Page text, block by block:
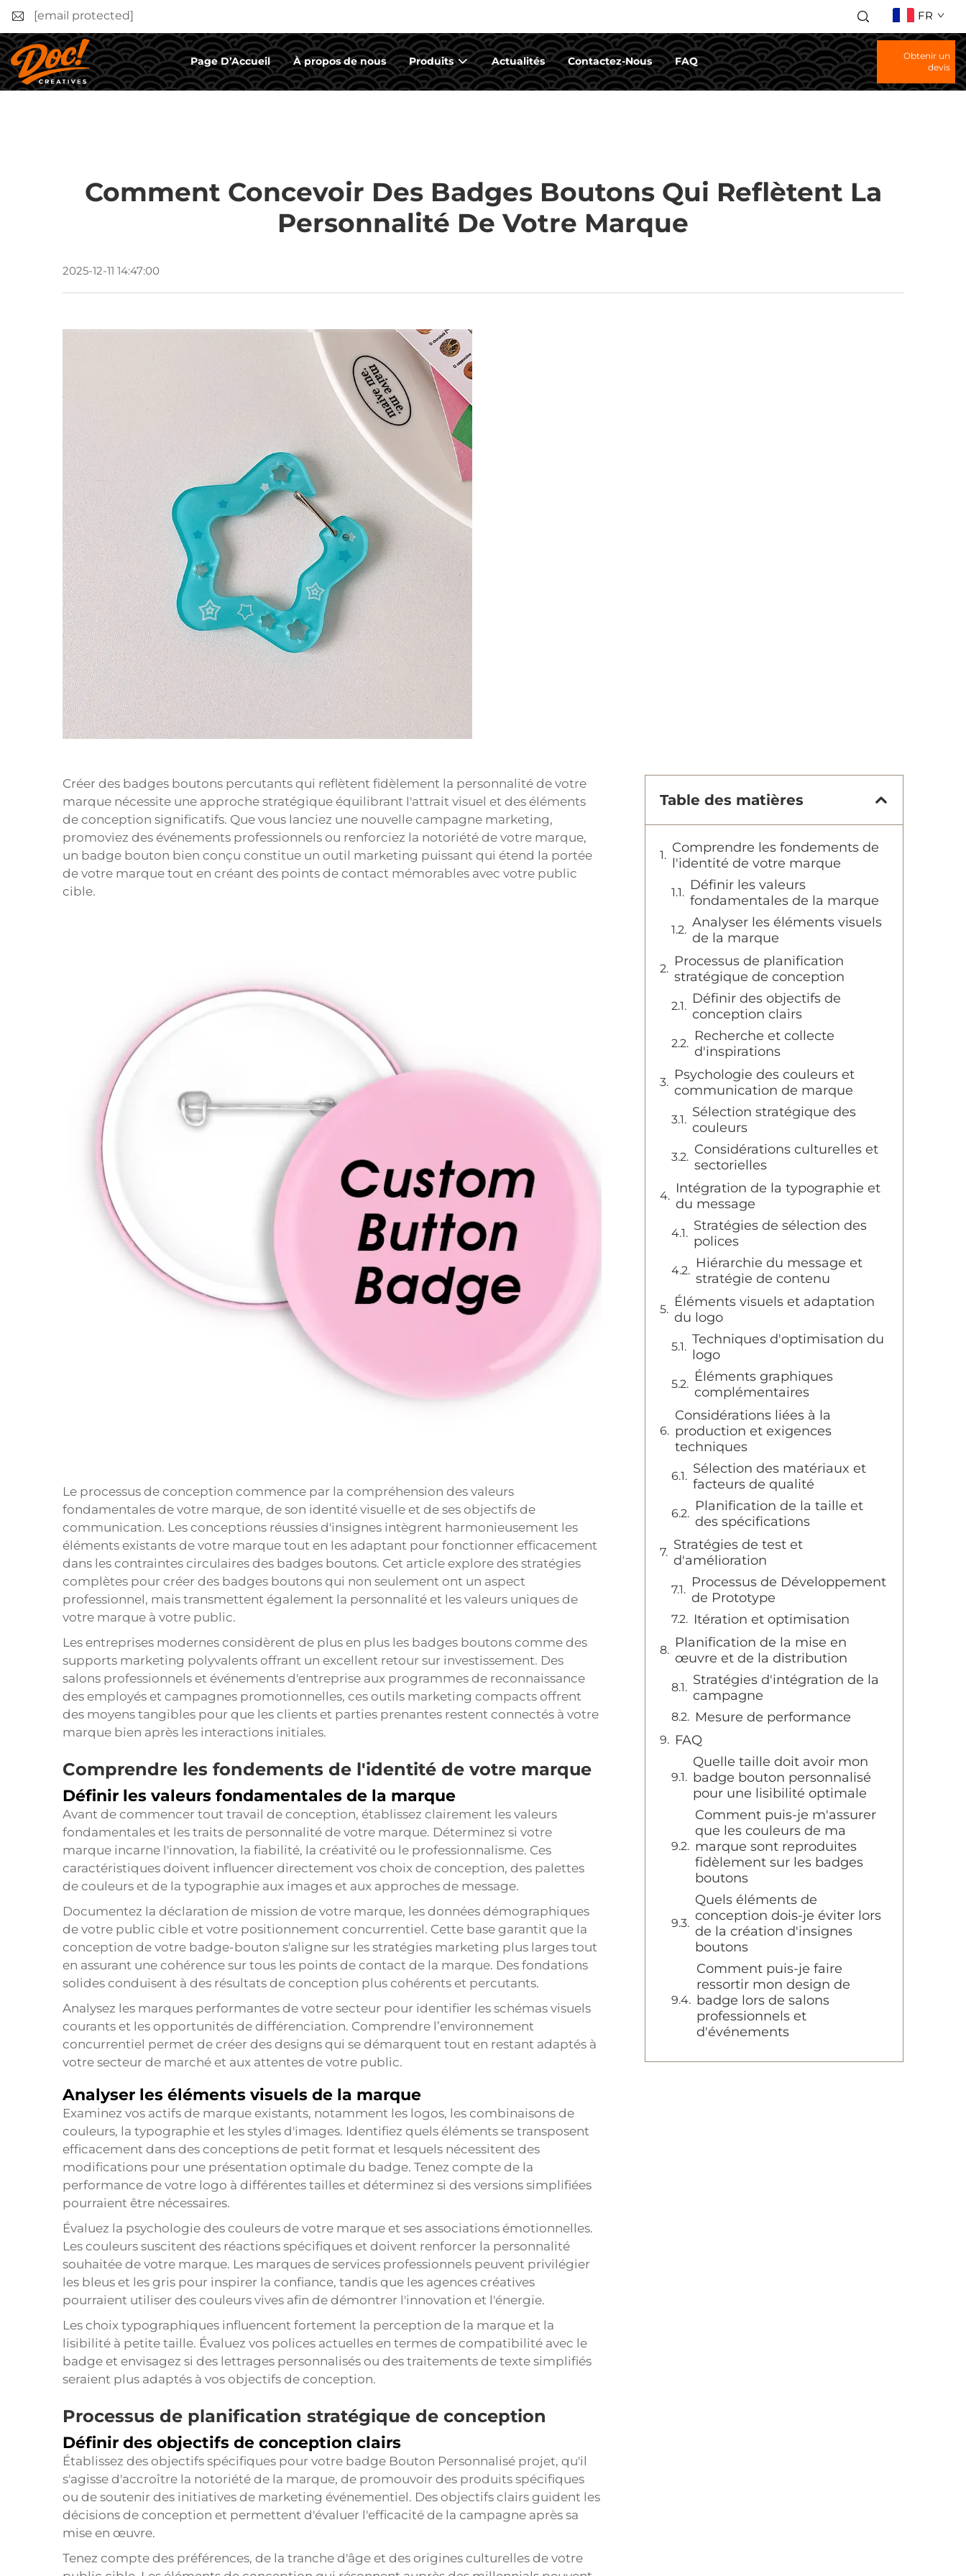
[email protected] FR
Page D’Accueil À propos de nous Produits Actualités Contactez-Nous FAQ
Obtenir un
devis
Comment Concevoir Des Badges Boutons Qui Reflètent La
Personnalité De Votre Marque
2025-12-11 14:47:00
Créer des badges boutons percutants qui reflètent fidèlement la personnalité de votre
marque nécessite une approche stratégique équilibrant l'attrait visuel et des éléments
de conception significatifs. Que vous lanciez une nouvelle campagne marketing,
promoviez des événements professionnels ou renforciez la notoriété de votre marque,
un badge bouton bien conçu constitue un outil marketing puissant qui étend la portée
de votre marque tout en créant des points de contact mémorables avec votre public
cible.
Le processus de conception commence par la compréhension des valeurs
fondamentales de votre marque, de son identité visuelle et de ses objectifs de
communication. Les conceptions réussies d'insignes intègrent harmonieusement les
éléments existants de votre marque tout en les adaptant pour fonctionner efficacement
dans les contraintes circulaires des badges boutons. Cet article explore des stratégies
complètes pour créer des badges boutons qui non seulement ont un aspect
professionnel, mais transmettent également la personnalité et les valeurs uniques de
votre marque à votre public.
Les entreprises modernes considèrent de plus en plus les badges boutons comme des
supports marketing polyvalents offrant un excellent retour sur investissement. Des
salons professionnels et événements d'entreprise aux programmes de reconnaissance
des employés et campagnes promotionnelles, ces outils marketing compacts offrent
des moyens tangibles pour que les clients et parties prenantes restent connectés à votre
marque bien après les interactions initiales.
Comprendre les fondements de l'identité de votre marque
Définir les valeurs fondamentales de la marque
Avant de commencer tout travail de conception, établissez clairement les valeurs
fondamentales et les traits de personnalité de votre marque. Déterminez si votre
marque incarne l'innovation, la fiabilité, la créativité ou le professionnalisme. Ces
caractéristiques doivent influencer directement vos choix de conception, des palettes
de couleurs et de la typographie aux images et aux approches de message.
Documentez la déclaration de mission de votre marque, les données démographiques
de votre public cible et votre positionnement concurrentiel. Cette base garantit que la
conception de votre badge-bouton s'aligne sur les stratégies marketing plus larges tout
en assurant une cohérence sur tous les points de contact de la marque. Des fondations
solides conduisent à des résultats de conception plus cohérents et percutants.
Analysez les marques performantes de votre secteur pour identifier les schémas visuels
courants et les opportunités de différenciation. Comprendre l’environnement
concurrentiel permet de créer des designs qui se démarquent tout en restant adaptés à
votre secteur de marché et aux attentes de votre public.
Analyser les éléments visuels de la marque
Examinez vos actifs de marque existants, notamment les logos, les combinaisons de
couleurs, la typographie et les styles d'images. Identifiez quels éléments se transposent
efficacement dans des conceptions de petit format et lesquels nécessitent des
modifications pour une présentation optimale du badge. Tenez compte de la
performance de votre logo à différentes tailles et déterminez si des versions simplifiées
pourraient être nécessaires.
Évaluez la psychologie des couleurs de votre marque et ses associations émotionnelles.
Les couleurs suscitent des réactions spécifiques et doivent renforcer la personnalité
souhaitée de votre marque. Les marques de services professionnels peuvent privilégier
les bleus et les gris pour inspirer la confiance, tandis que les agences créatives
pourraient utiliser des couleurs vives afin de démontrer l'innovation et l'énergie.
Les choix typographiques influencent fortement la perception de la marque et la
lisibilité à petite taille. Évaluez vos polices actuelles en termes de compatibilité avec le
badge et envisagez si des lettrages personnalisés ou des traitements de texte simplifiés
seraient plus adaptés à vos objectifs de conception.
Processus de planification stratégique de conception
Définir des objectifs de conception clairs
Établissez des objectifs spécifiques pour votre badge Bouton Personnalisé projet, qu'il
s'agisse d'accroître la notoriété de la marque, de promouvoir des produits spécifiques
ou de soutenir des initiatives de marketing événementiel. Des objectifs clairs guident les
décisions de conception et permettent d'évaluer l'efficacité de la campagne après sa
mise en œuvre.
Tenez compte des préférences, de la tranche d'âge et des origines culturelles de votre
Table des matières
Comprendre les fondements de
l'identité de votre marque
Définir les valeurs
fondamentales de la marque
Analyser les éléments visuels
de la marque
Processus de planification
stratégique de conception
Définir des objectifs de
conception clairs
Recherche et collecte
d'inspirations
Psychologie des couleurs et
communication de marque
Sélection stratégique des
couleurs
Considérations culturelles et
sectorielles
Intégration de la typographie et
du message
Stratégies de sélection des
polices
Hiérarchie du message et
stratégie de contenu
Éléments visuels et adaptation
du logo
Techniques d'optimisation du
logo
Éléments graphiques
complémentaires
Considérations liées à la
production et exigences
techniques
Sélection des matériaux et
facteurs de qualité
Planification de la taille et
des spécifications
Stratégies de test et
d'amélioration
Processus de Développement
de Prototype
Itération et optimisation
Planification de la mise en
œuvre et de la distribution
Stratégies d'intégration de la
campagne
Mesure de performance
FAQ
Quelle taille doit avoir mon
badge bouton personnalisé
pour une lisibilité optimale
Comment puis-je m'assurer
que les couleurs de ma
marque sont reproduites
fidèlement sur les badges
boutons
Quels éléments de
conception dois-je éviter lors
de la création d'insignes
boutons
Comment puis-je faire
ressortir mon design de
badge lors de salons
professionnels et
d'événements